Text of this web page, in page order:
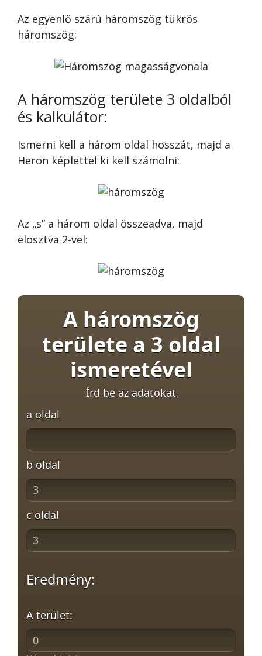
Az egyenlő szárú háromszög tükrös
háromszög:
A háromszög területe 3 oldalból
és kalkulátor:
Ismerni kell a három oldal hosszát, majd a
Heron képlettel ki kell számolni:
Az „s” a három oldal összeadva, majd
elosztva 2-vel:
A háromszög
területe a 3 oldal
ismeretével
Írd be az adatokat
a oldal
b oldal
c oldal
Eredmény:
A terület: